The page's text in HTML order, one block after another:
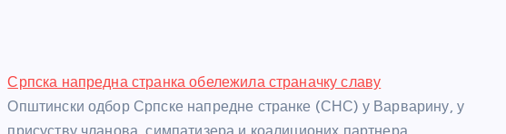
stСрпска напредна странка обележила страначку славу
Општински одбор Српске напредне странке (СНС) у Варварину, у
присуству чланова, симпатизера и коалиционих партнера,…